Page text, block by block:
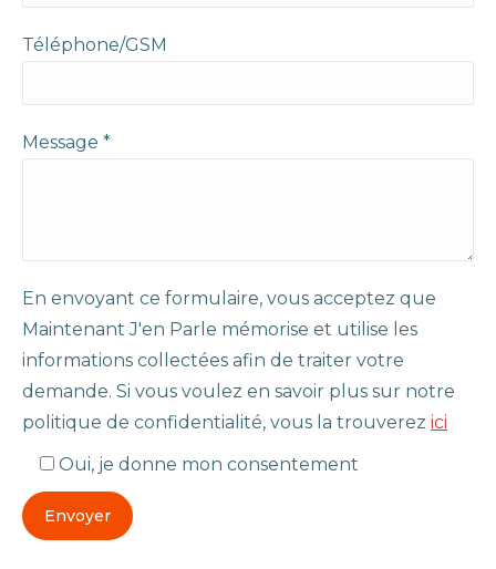
Téléphone/GSM
Message *
En envoyant ce formulaire, vous acceptez que
Maintenant J'en Parle mémorise et utilise les
informations collectées afin de traiter votre
demande. Si vous voulez en savoir plus sur notre
politique de confidentialité, vous la trouverez ici
Oui, je donne mon consentement